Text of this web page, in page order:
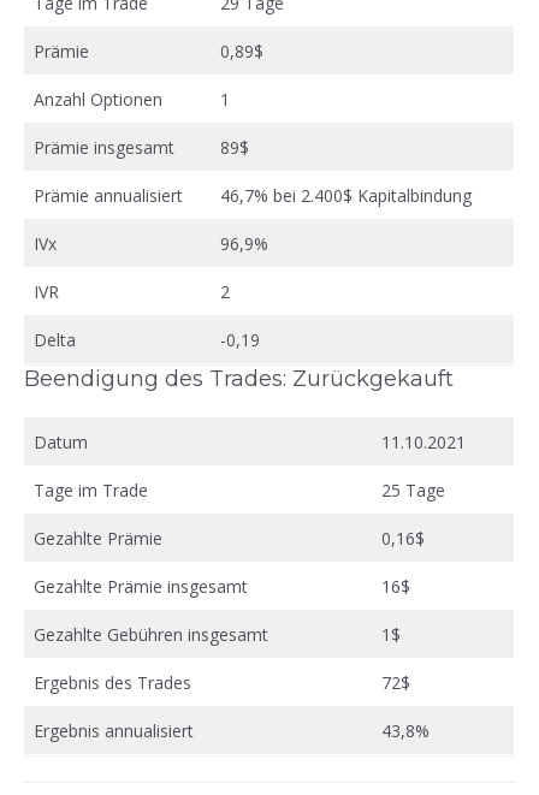
Prämie 0,89$
Anzahl Optionen 1
Prämie insgesamt 89$
Prämie annualisiert 46,7% bei 2.400$ Kapitalbindung
IVx 96,9%
IVR 2
Delta -0,19
Beendigung des Trades: Zurückgekauft
Datum 11.10.2021
Tage im Trade 25 Tage
Gezahlte Prämie 0,16$
Gezahlte Prämie insgesamt 16$
Gezahlte Gebühren insgesamt 1$
Ergebnis des Trades 72$
Ergebnis annualisiert 43,8%